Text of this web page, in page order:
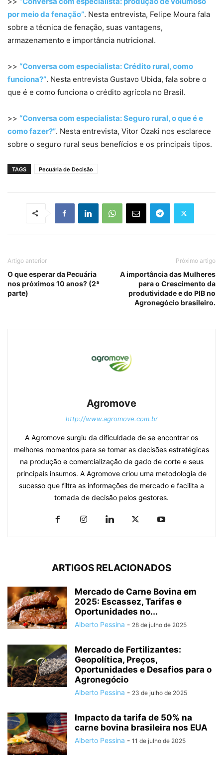
por meio da fenação”. Nesta entrevista, Felipe Moura fala
sobre a técnica de fenação, suas vantagens,
armazenamento e importância nutricional.
>> “Conversa com especialista: Crédito rural, como
funciona?”. Nesta entrevista Gustavo Ubida, fala sobre o
que é e como funciona o crédito agrícola no Brasil.
>> “Conversa com especialista: Seguro rural, o que é e
como fazer?”. Nesta entrevista, Vitor Ozaki nos esclarece
sobre o seguro rural seus benefícios e os principais tipos.
TAGS Pecuária de Decisão
Artigo anterior
O que esperar da Pecuária
nos próximos 10 anos? (2ª
parte)
Próximo artigo
A importância das Mulheres
para o Crescimento da
produtividade e do PIB no
Agronegócio brasileiro.
Agromove
http://www.agromove.com.br
A Agromove surgiu da dificuldade de se encontrar os
melhores momentos para se tomar as decisões estratégicas
na produção e comercialização de gado de corte e seus
principais insumos. A Agromove criou uma metodologia de
sucesso que filtra as informações de mercado e facilita a
tomada de decisão pelos gestores.
ARTIGOS RELACIONADOS
Mercado de Carne Bovina em
2025: Escassez, Tarifas e
Oportunidades no...
Alberto Pessina - 28 de julho de 2025
Mercado de Fertilizantes:
Geopolítica, Preços,
Oportunidades e Desafios para o
Agronegócio
Alberto Pessina - 23 de julho de 2025
Impacto da tarifa de 50% na
carne bovina brasileira nos EUA
Alberto Pessina - 11 de julho de 2025